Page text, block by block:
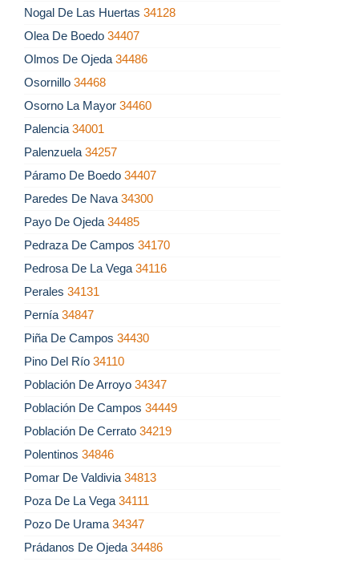
Nogal De Las Huertas 34128
Olea De Boedo 34407
Olmos De Ojeda 34486
Osornillo 34468
Osorno La Mayor 34460
Palencia 34001
Palenzuela 34257
Páramo De Boedo 34407
Paredes De Nava 34300
Payo De Ojeda 34485
Pedraza De Campos 34170
Pedrosa De La Vega 34116
Perales 34131
Pernía 34847
Piña De Campos 34430
Pino Del Río 34110
Población De Arroyo 34347
Población De Campos 34449
Población De Cerrato 34219
Polentinos 34846
Pomar De Valdivia 34813
Poza De La Vega 34111
Pozo De Urama 34347
Prádanos De Ojeda 34486